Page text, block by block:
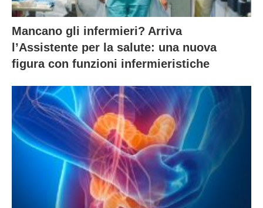
Mancano gli infermieri? Arriva
l’Assistente per la salute: una nuova
figura con funzioni infermieristiche